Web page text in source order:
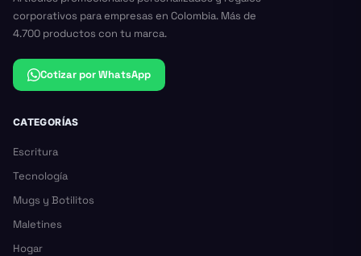
corporativos para empresas en Colombia. Más de
4.700 productos con tu marca.
Cotizar por WhatsApp
CATEGORÍAS
Escritura
Tecnología
Mugs y Botilitos
Maletines
Hogar